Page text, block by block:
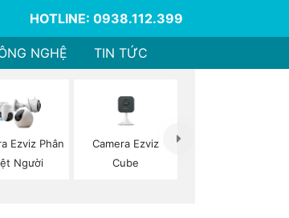
HOTLINE: 0938.112.399
NGHỆ TIN TỨC
Ezviz Phân
Người
Camera Ezviz
Cube